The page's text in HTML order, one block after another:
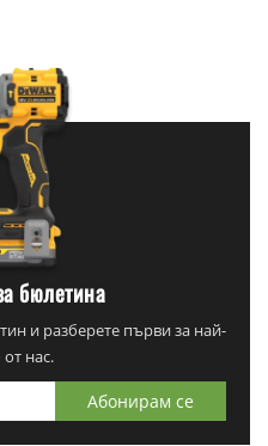
бюлетина
и разберете първи за най-
нас.
Абонирам се